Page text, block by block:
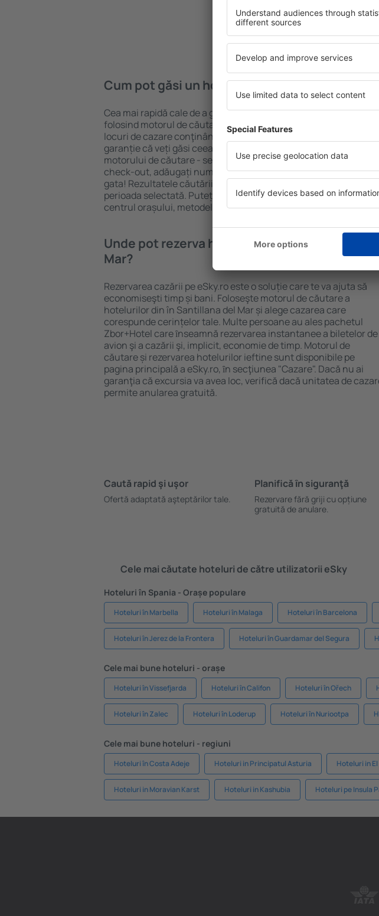
Cum pot găsi un hotel în Santillana del Mar?
Cea mai rapidă cale de a găsi un hotel în Santillana del Mar este
folosind motorul de căutare cazare eSky. Baza mare de date cu
locuri de cazare conţinând o gamă largă de opţiuni este o
garanție că veți găsi ceea ce căutați. Completați câmpurile
motorului de căutare - selectați locul, alegeți data de check-in și
check-out, adăugați numărul de oaspeți, numărul de camere şi
gata! Rezultatele căutării vă vor arăta cazarea disponibilă ȋn
perioada selectată. Puteți verifica uşor distanța de la hotel ȋn
centrul orașului, metodele de plată și clasificarea hotelului.
Unde pot rezerva hoteluri ȋn în Santillana del
Mar?
Rezervarea cazării pe eSky.ro este o soluție care te va ajuta să
economiseşti timp și bani. Foloseşte motorul de căutare a
hotelurilor din în Santillana del Mar și alege cazarea care
corespunde cerințelor tale. Multe persoane au ales pachetul
Zbor+Hotel care ȋnseamnă rezervarea instantanee a biletelor de
avion şi a cazării şi, implicit, economie de timp. Motorul de
căutare și rezervarea hotelurilor ieftine sunt disponibile pe
pagina principală a eSky.ro, ȋn secţiunea "Cazare". Dacă nu ai
garanţia că excursia va avea loc, verifică dacă unitatea de
permite anularea gratuită.
Caută rapid şi uşor
Ofertă adaptată aşteptărilor tale.
Planifică ȋn siguranţă
Rezervare fără griji cu opțiune
gratuită de anulare.
Cele mai căutate hoteluri de către utilizatorii eSky
Hoteluri în Spania - Orașe populare
Hoteluri în Marbella Hoteluri în Malaga Hoteluri în Barcelona
Hoteluri în Jerez de la Frontera Hoteluri în Guardamar del Segura
Cele mai bune hoteluri - orașe
Hoteluri în Vissefjarda Hoteluri în Califon Hoteluri în Ořech
Hoteluri în Zalec Hoteluri în Loderup Hoteluri în Nuriootpa
Cele mai bune hoteluri - regiuni
Hoteluri în Costa Adeje Hoteluri in Principatul Asturia Hoteluri in
Hoteluri in Moravian Karst Hoteluri in Kashubia Hoteluri pe Insula